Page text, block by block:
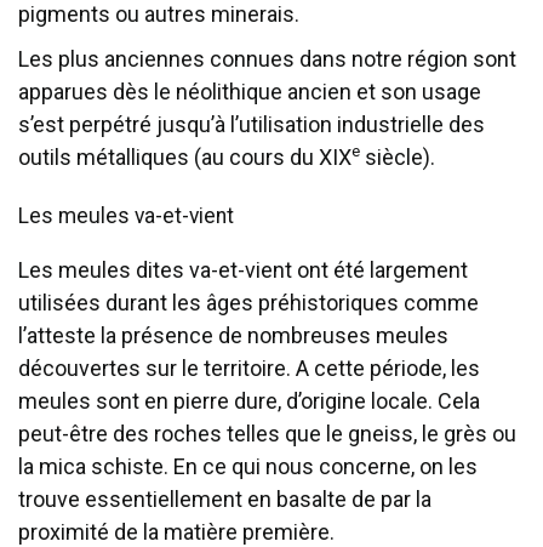
pigments ou autres minerais.
Les plus anciennes connues dans notre région sont
apparues dès le néolithique ancien et son usage
s’est perpétré jusqu’à l’utilisation industrielle des
outils métalliques (au cours du XIXe siècle).
Les meules va-et-vient
Les meules dites va-et-vient ont été largement
utilisées durant les âges préhistoriques comme
l’atteste la présence de nombreuses meules
découvertes sur le territoire. A cette période, les
meules sont en pierre dure, d’origine locale. Cela
peut-être des roches telles que le gneiss, le grès ou
la mica schiste. En ce qui nous concerne, on les
trouve essentiellement en basalte de par la
proximité de la matière première.